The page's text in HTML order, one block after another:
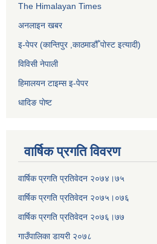
The Himalayan Times
अनलाइन खबर
इ-पेपर (कान्तिपुर ,काठमाडौँ पोस्ट इत्यादी)
विविसी नेपाली
हिमालयन टाइम्स इ-पेपर
धादिङ पाेष्ट
वार्षिक प्रगति विवरण
वार्षिक प्रगति प्रतिवेदन २०७४।७५
वार्षिक प्रगति प्रतिवेदन २०७५।०७६
वार्षिक प्रगति प्रतिवेदन २०७६।७७
गाउँपालिका डायरी २०७८